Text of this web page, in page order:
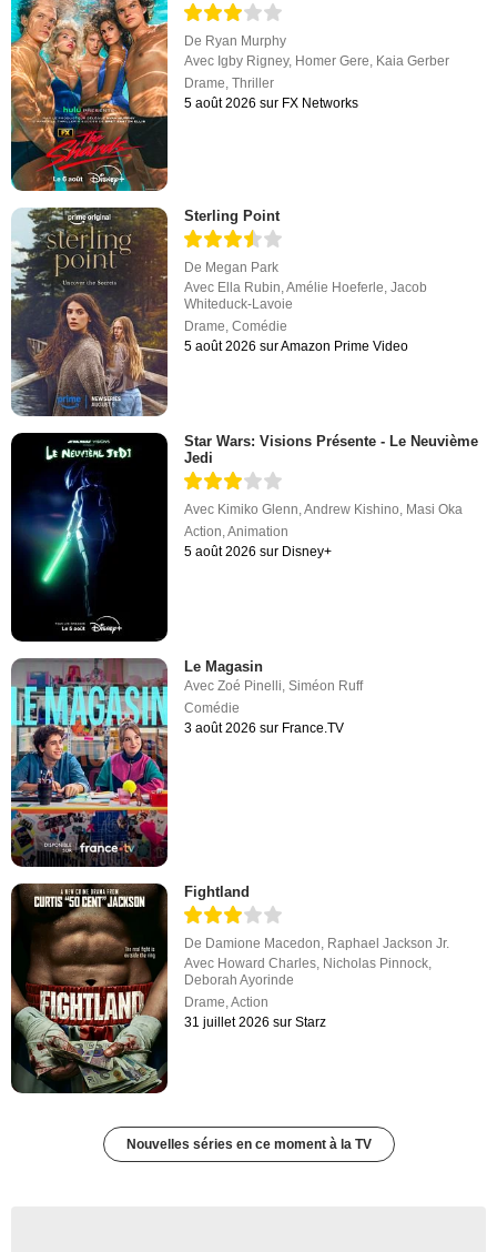
De Ryan Murphy
Avec Igby Rigney, Homer Gere, Kaia Gerber
Drame,Thriller
5 août 2026 sur FX Networks
Sterling Point
De Megan Park
Avec Ella Rubin ,Amélie Hoeferle ,Jacob
Whiteduck-Lavoie
Drame ,Comédie
5 août 2026 sur Amazon Prime Video
Star Wars: Visions Présente - Le Neuvième
Jedi
Avec Kimiko Glenn,Andrew Kishino, Masi Oka
Action,Animation
5 août 2026 sur Disney+
Le Magasin
AvecZoé Pinelli,Siméon Ruff
Comédie
3 août 2026 sur France.TV
Fightland
De Damione Macedon, Raphael Jackson Jr.
Avec Howard Charles, Nicholas Pinnock,
Deborah Ayorinde
Drame,Action
31 juillet 2026 sur Starz
Nouvelles séries en ce moment à la TV